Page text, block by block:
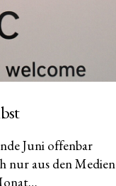
Juni offenbar
nur aus den Medien